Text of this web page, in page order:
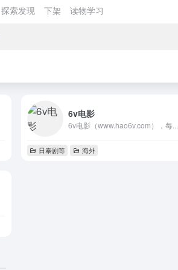
探索发现 下架 读物学习
6v电影
6v电影（www.hao6v.com），每...
日泰剧等 海外